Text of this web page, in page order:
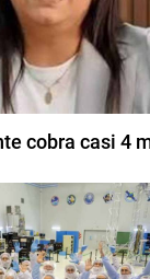
cobra casi 4